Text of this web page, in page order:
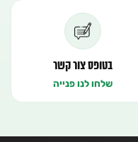
בטופס צור קשר
שלחו לנו פנייה